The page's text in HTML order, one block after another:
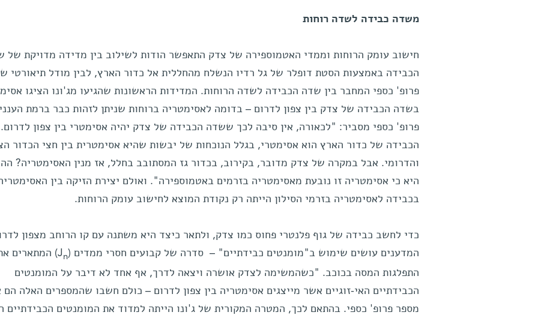
משדה כבידה לשדה רוחות
חישוב עומק הרוחות וממדי האטמוספירה של צדק התאפשר הודות לשילוב בין מדידה מדויקת של
הכבידה באמצעות הסטת דופלר של גל רדיו הנשלח מהחללית אל כדור הארץ, לבין מודל תיאורטי
פרופ' כספי המחבר בין שדה הכבידה לשדה הרוחות. המדידות הראשונות שהגיעו מג'ונו הציגו
בשדה הכבידה של צדק בין צפון לדרום – בדומה לאסימטריה ברוחות שניתן לזהות כבר ברמת
פרופ' כספי מסביר: "לכאורה, אין סיבה לכך ששדה הכבידה של צדק יהיה אסימטרי בין צפון
הכבידה של כדור הארץ הוא אסימטרי, בגלל הנוכחות של יבשות שהיא אסימטרית בין חצי הכדור
והדרומי. אבל במקרה של צדק מדובר, בקירוב, בכדור גז המסתובב בחלל, אז מנין האסימטריה?
היא כי אסימטריה זו נובעת מאסימטריה בזרמים באטמוספירה". ואולם יצירת הזיקה בין
בכבידה לאסימטריה בזרמי הסילון הייתה רק נקודת המוצא לחישוב עומק הרוחות.
כדי לחשב כבידה של גוף פלנטרי פחוס כמו צדק, ולתאר כיצד היא משתנה עם קו הרוחב מצפון
המדענים עושים שימוש ב"מומנטים כבידתיים" – סדרה של קבועים חסרי ממדים (Jn
) המתארים
התפלגות המסה בכוכב. "כשהמשימה לצדק אושרה ויצאה לדרך, אף אחד לא דיבר על המומנטים
הכבידתיים האי-זוגיים אשר מייצגים אסימטריה בין צפון לדרום – כולם חשבו שהמספרים האלה
מספר פרופ' כספי. בהתאם לכך, המטרה המקורית של ג'ונו הייתה למדוד את המומנטים הכבידתיים